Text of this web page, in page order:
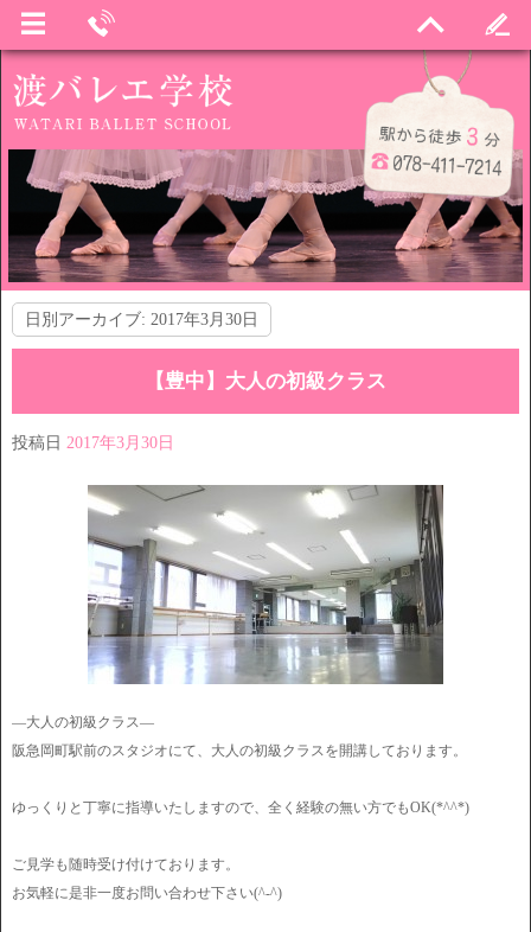
日別アーカイブ: 2017年3月30日
【豊中】大人の初級クラス
投稿日 2017年3月30日
―大人の初級クラス―
阪急岡町駅前のスタジオにて、大人の初級クラスを開講しております。
ゆっくりと丁寧に指導いたしますので、全く経験の無い方でもOK(*^^*)
ご見学も随時受け付けております。
お気軽に是非一度お問い合わせ下さい(^-^)